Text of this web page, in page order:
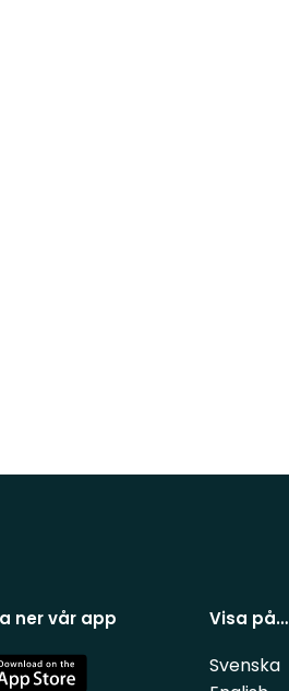
ner vår app Visa på…
Svenska